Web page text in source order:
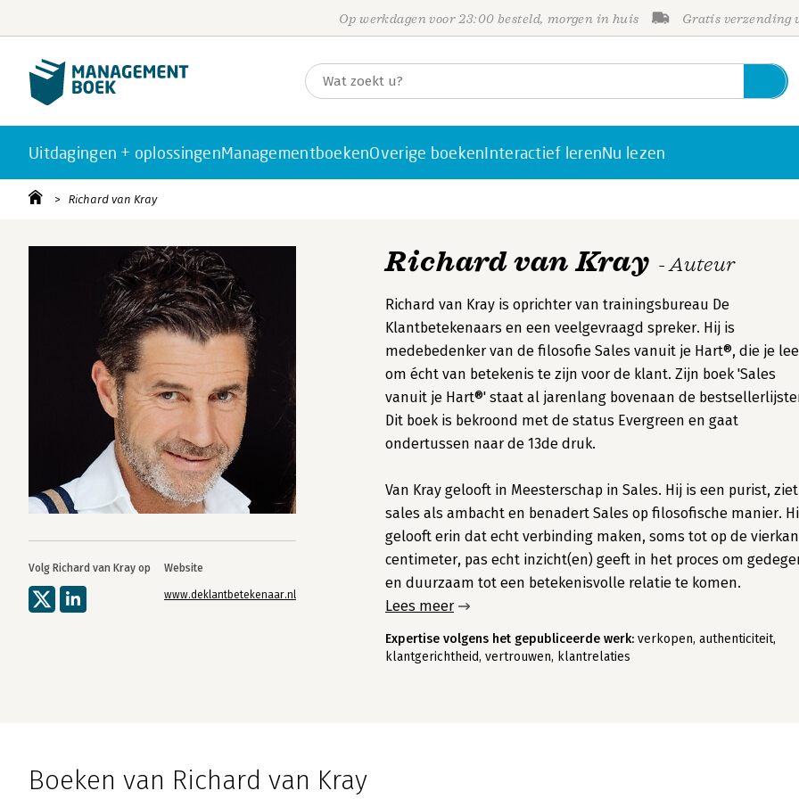
Op werkdagen voor 23:00 besteld, morgen in huis Gratis verzending
Uitdagingen + oplossingenManagementboekenOverige boekenInteractief lerenNu lezen
Richard van Kray
Volg Richard van Kray op Website
www.deklantbetekenaar.nl
Richard van Kray - Auteur
Richard van Kray is oprichter van trainingsbureau De
Klantbetekenaars en een veelgevraagd spreker. Hij is
medebedenker van de filosofie Sales vanuit je Hart®, die je
om écht van betekenis te zijn voor de klant. Zijn boek 'Sales
vanuit je Hart®' staat al jarenlang bovenaan de
Dit boek is bekroond met de status Evergreen en gaat
ondertussen naar de 13de druk.
Van Kray gelooft in Meesterschap in Sales. Hij is een purist, ziet
sales als ambacht en benadert Sales op filosofische manier.
gelooft erin dat echt verbinding maken, soms tot op de
centimeter, pas echt inzicht(en) geeft in het proces om
en duurzaam tot een betekenisvolle relatie te komen.
Lees meer
Expertise volgens het gepubliceerde werk: verkopen, authenticiteit,
klantgerichtheid, vertrouwen, klantrelaties
Boeken van Richard van Kray